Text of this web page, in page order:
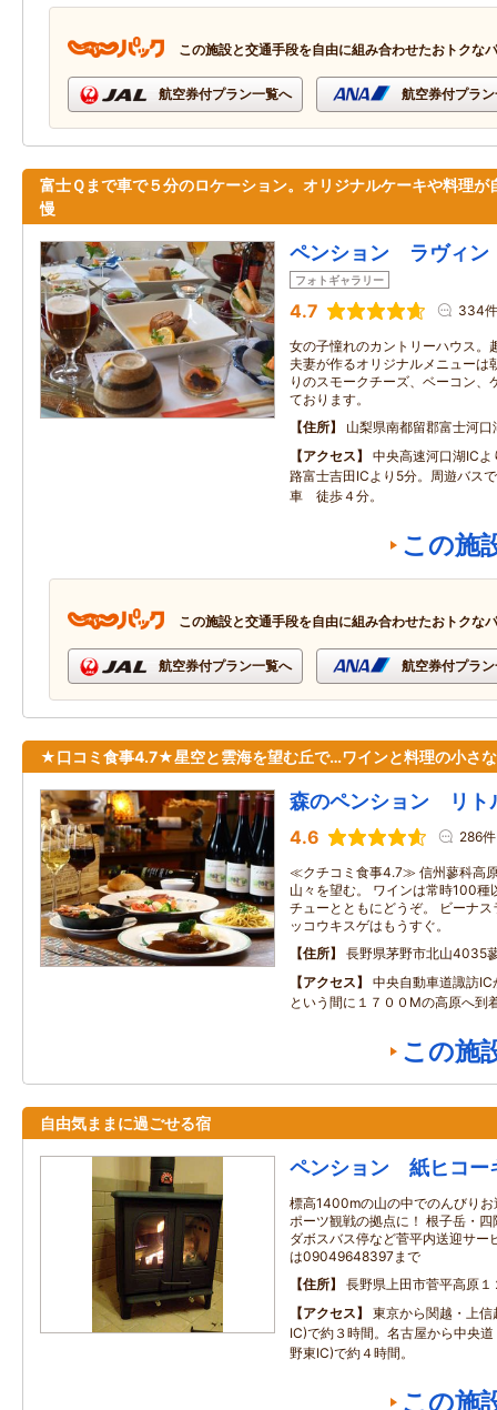
この施設と交通手段を自由に組み合わせたおトクな
航空券付プラン一覧へ 航空券付プラ
富士Ｑまで車で５分のロケーション。オリジナルケーキや料理が
慢
ペンション ラヴィ
フォトギャラリー
4.7 334件
女の子憧れのカントリーハウス。
夫妻が作るオリジナルメニューは
りのスモークチーズ、ベーコン、
ております。
住所
山梨県南都留郡富士河口
アクセス
中央高速河口湖IC
路富士吉田ICより5分。周遊バス
車 徒歩４分。
この施
この施設と交通手段を自由に組み合わせたおトクな
航空券付プラン一覧へ 航空券付プラ
★口コミ食事4.7★星空と雲海を望む丘で…ワインと料理の小さ
森のペンション リト
4.6 286件
≪クチコミ食事4.7≫ 信州蓼科高
山々を望む。 ワインは常時100種
チューとともにどうぞ。 ビーナ
ッコウキスゲはもうすぐ。
住所
長野県茅野市北山4035
アクセス
中央自動車道諏訪
という間に１７００Mの高原へ到
この施
自由気ままに過ごせる宿
ペンション 紙ヒコー
標高1400mの山の中でのんびり
ポーツ観戦の拠点に！ 根子岳・
ダボスバス停など菅平内送迎サー
は09049648397まで
住所
長野県上田市菅平高原
アクセス
東京から関越・上
IC)で約３時間。名古屋から中央
野東IC)で約４時間。
この施